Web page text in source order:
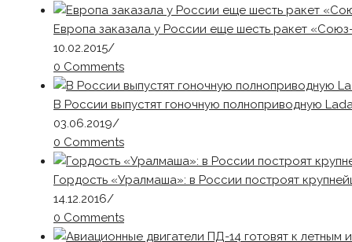
Европа заказала у России еще шесть ракет
10.02.2015/
0 Comments
В России выпустят гоночную полноприводную
03.06.2019/
0 Comments
Гордость «Уралмаша»: в России построят
14.12.2016/
0 Comments